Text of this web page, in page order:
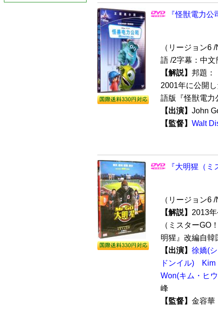
『怪獣電力
（リージョン6
語 /2字幕：中
【解説】 邦題：
2001年に公開
語版『怪獣電力
【出演】 John
【監督】 Walt
『大明猩（
（リージョン6
【解説】 2013
（ミスターGO
明猩』改編自韓
【出演】 徐嬌(
ドンイル)
Kim
Won(キム・ヒ
峰
【監督】 金容